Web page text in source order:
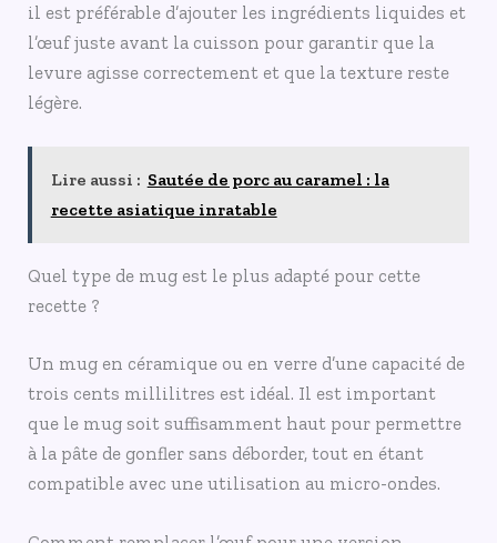
il est préférable d’ajouter les ingrédients liquides et
l’œuf juste avant la cuisson pour garantir que la
levure agisse correctement et que la texture reste
légère.
Lire aussi : Sautée de porc au caramel : la
recette asiatique inratable
Quel type de mug est le plus adapté pour cette
recette ?
Un mug en céramique ou en verre d’une capacité de
trois cents millilitres est idéal. Il est important
que le mug soit suffisamment haut pour permettre
à la pâte de gonfler sans déborder, tout en étant
compatible avec une utilisation au micro-ondes.